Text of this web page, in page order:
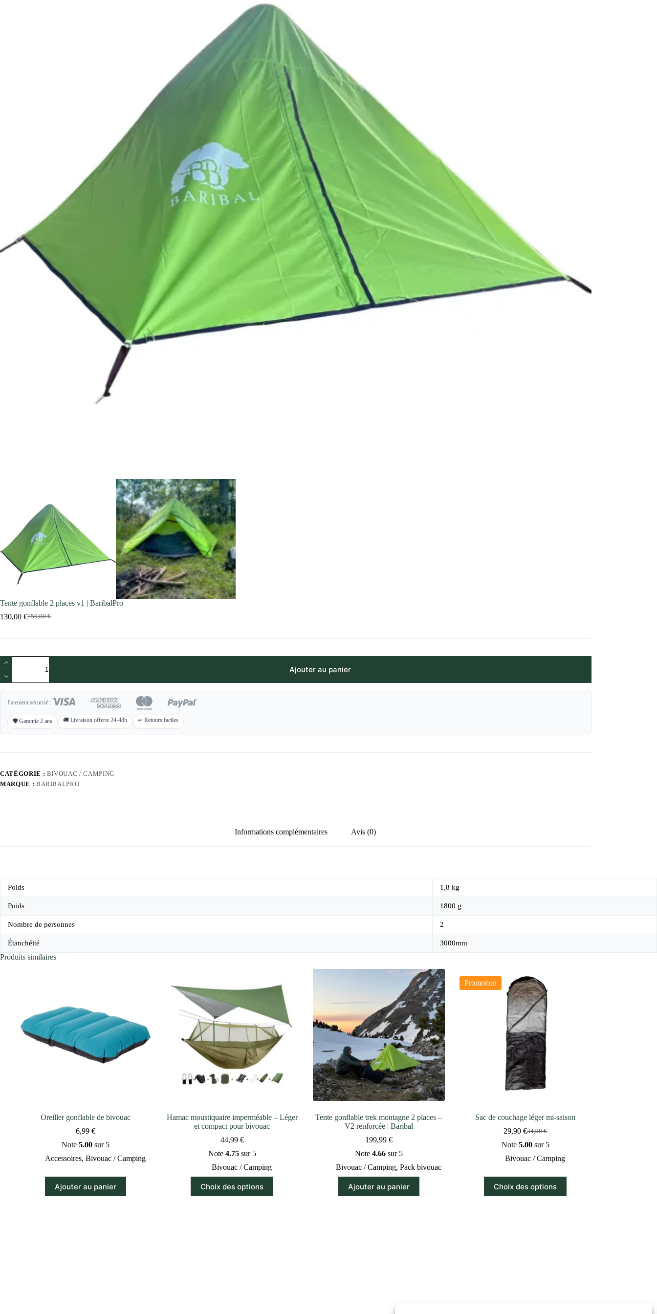
Tente gonflable 2 places v1 | BaribalPro
150,00€
Le
initial
150,00 €.
130,00 €Le
actuel
130,00 €.
quantité
de
Tente
gonflable
2
places
BaribalPro
Ajouter au panier
Paiement sécurisé :
🛡️ Garantie 2 ans 🚚 Livraison offerte 24-48h ↩️ Retours faciles
CATÉGORIE : BIVOUAC / CAMPING
MARQUE : BARIBALPRO
Informations complémentaires Avis (0)
Poids 1,8 kg
Poids 1800 g
Nombre de personnes 2
Étanchéité 3000mm
Produits similaires
Oreiller gonflable de bivouac
6,99 €
Note 5.00sur 5
Accessoires, Bivouac / Camping
Ajouter au panier
Hamac moustiquaire imperméable – Léger
et compact pour bivouac
44,99 €
Note 4.75sur 5
Bivouac / Camping
Choix des options
produit
a
Tente gonflable trek montagne 2 places –
V2 renforcée | Baribal
199,99 €
Note 4.66sur 5
Bivouac / Camping, Pack bivouac
Ajouter au panier
Promotion
Sac de couchage léger mi-saison
34,90€
Le
prix
était :
29,90€Le
prix
est :
Note 5.00sur 5
Bivouac / Camping
Choix des options
produit
a